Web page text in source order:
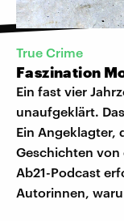
True Crime
Faszination
Ein fast vier
unaufgeklärt.
Ein Angeklagter,
Geschichten
Ab21-Podcast
Autorinnen,